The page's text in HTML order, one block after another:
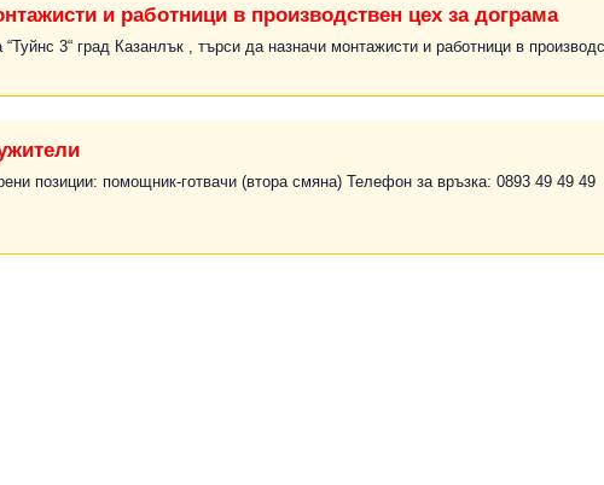
и работници в производствен цех за дограма
3“ град Казанлък , търси да назначи монтажисти и работници в
позиции: помощник-готвачи (втора смяна) Телефон за връзка: 0893 49 49 49